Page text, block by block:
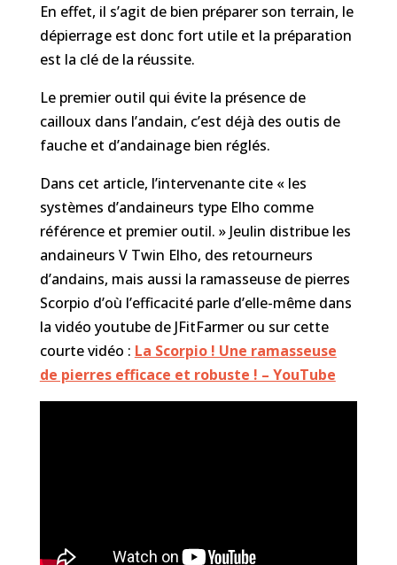
En effet, il s’agit de bien préparer son terrain, le
dépierrage est donc fort utile et la préparation
est la clé de la réussite.
Le premier outil qui évite la présence de
cailloux dans l’andain, c’est déjà des outis de
fauche et d’andainage bien réglés.
Dans cet article, l’intervenante cite « les
systèmes d’andaineurs type Elho comme
référence et premier outil. » Jeulin distribue les
andaineurs V Twin Elho, des retourneurs
d’andains, mais aussi la ramasseuse de pierres
Scorpio d’où l’efficacité parle d’elle-même dans
la vidéo youtube de JFitFarmer ou sur cette
courte vidéo : La Scorpio ! Une ramasseuse
de pierres efficace et robuste ! – YouTube